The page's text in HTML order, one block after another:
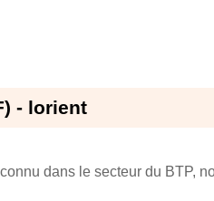
- lorient
dans le secteur du BTP,